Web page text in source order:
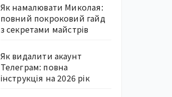
Як намалювати Миколая:
повний покроковий гайд
з секретами майстрів
Як видалити акаунт
Телеграм: повна
інструкція на 2026 рік